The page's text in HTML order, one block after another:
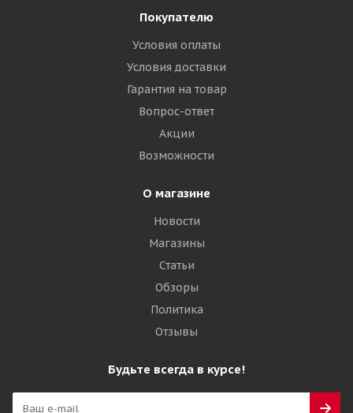
Покупателю
Условия оплаты
Условия доставки
Гарантия на товар
Вопрос-ответ
Акции
Возможности
О магазине
Новости
Магазины
Статьи
Обзоры
Политика
Отзывы
Будьте всегда в курсе!